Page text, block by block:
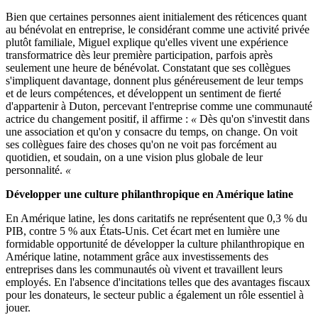
Bien que certaines personnes aient initialement des réticences quant
au bénévolat en entreprise, le considérant comme une activité privée
plutôt familiale, Miguel explique qu'elles vivent une expérience
transformatrice dès leur première participation, parfois après
seulement une heure de bénévolat. Constatant que ses collègues
s'impliquent davantage, donnent plus généreusement de leur temps
et de leurs compétences, et développent un sentiment de fierté
d'appartenir à Duton, percevant l'entreprise comme une communauté
actrice du changement positif, il affirme : « Dès qu'on s'investit dans
une association et qu'on y consacre du temps, on change. On voit
ses collègues faire des choses qu'on ne voit pas forcément au
quotidien, et soudain, on a une vision plus globale de leur
personnalité. «
Développer une culture philanthropique en Amérique latine
En Amérique latine, les dons caritatifs ne représentent que 0,3 % du
PIB, contre 5 % aux États-Unis. Cet écart met en lumière une
formidable opportunité de développer la culture philanthropique en
Amérique latine, notamment grâce aux investissements des
entreprises dans les communautés où vivent et travaillent leurs
employés. En l'absence d'incitations telles que des avantages fiscaux
pour les donateurs, le secteur public a également un rôle essentiel à
jouer.